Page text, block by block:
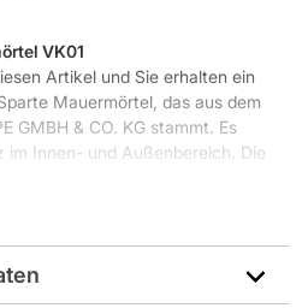
VK01
Artikel und Sie erhalten ein
Mauermörtel, das aus dem
GMBH & CO. KG stammt. Es
im Innen- und Außenbereich. Die
sowie witterungsbeständig.
kraftschlüssiger
eingestelltes
hohes Standvermögen,
Standvermögen